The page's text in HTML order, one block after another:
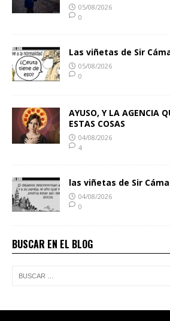
05/08/2026
0
Las viñetas de Sir
05/08/2026
0
AYUSO, Y LA AGENCIA
ESTAS COSAS
04/08/2026
4
las viñetas de Sir
04/08/2026
0
BUSCAR EN EL BLOG